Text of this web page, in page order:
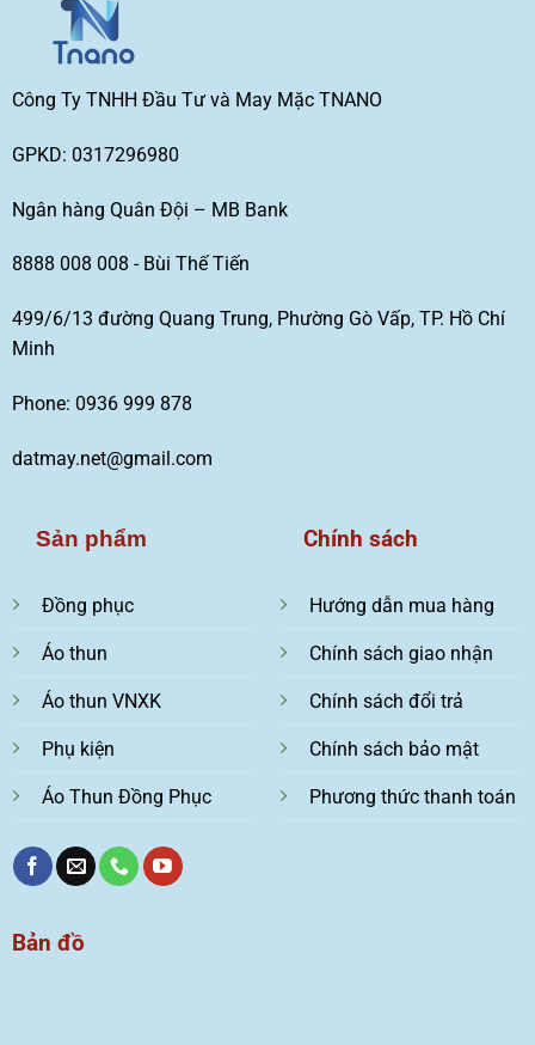
Công Ty TNHH Đầu Tư và May Mặc TNANO
GPKD: 0317296980
Ngân hàng Quân Đội – MB Bank
8888 008 008 - Bùi Thế Tiến
499/6/13 đường Quang Trung, Phường Gò Vấp, TP. Hồ Chí
Minh
Phone: 0936 999 878
datmay.net@gmail.com
Sản phẩm
Đồng phục
Áo thun
Áo thun VNXK
Phụ kiện
Áo Thun Đồng Phục
Chính sách
Hướng dẫn mua hàng
Chính sách giao nhận
Chính sách đổi trả
Chính sách bảo mật
Phương thức thanh toán
Bản đồ